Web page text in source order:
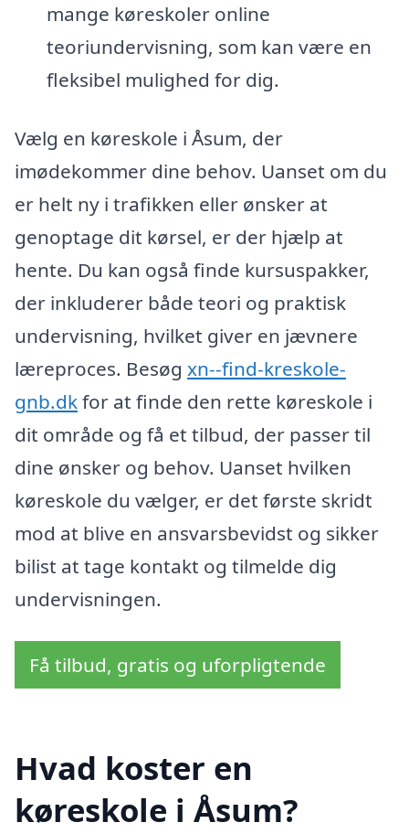
mange køreskoler online
teoriundervisning, som kan være en
fleksibel mulighed for dig.
Vælg en køreskole i Åsum, der
imødekommer dine behov. Uanset om du
er helt ny i trafikken eller ønsker at
genoptage dit kørsel, er der hjælp at
hente. Du kan også finde kursuspakker,
der inkluderer både teori og praktisk
undervisning, hvilket giver en jævnere
læreproces. Besøg xn--find-kreskole-
gnb.dkfor at finde den rette køreskole i
dit område og få et tilbud, der passer til
dine ønsker og behov. Uanset hvilken
køreskole du vælger, er det første skridt
mod at blive en ansvarsbevidst og sikker
bilist at tage kontakt og tilmelde dig
undervisningen.
Få tilbud, gratis og uforpligtende
Hvad koster en
køreskole i Åsum?